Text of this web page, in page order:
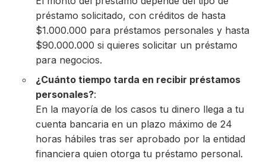
préstamo solicitado, con créditos de hasta
$1.000.000 para préstamos personales y hasta
$90.000.000 si quieres solicitar un préstamo
para negocios.
¿Cuánto tiempo tarda en recibir préstamos
personales?:
En la mayoría de los casos tu dinero llega a tu
cuenta bancaria en un plazo máximo de 24
horas hábiles tras ser aprobado por la entidad
financiera quien otorga tu préstamo personal.